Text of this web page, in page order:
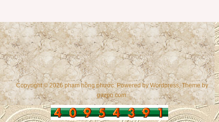
Copyright © 2026 phạm hồng phước. Powered byWordpress, Theme by
gazpo.com.